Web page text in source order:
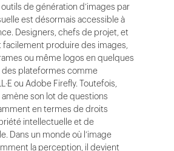
outils de génération d’images par
est désormais accessible à
Designers, chefs de projet, et
produire des images,
ou même logos en quelques
des plateformes comme
ou Adobe Firefly. Toutefois,
son lot de questions
en termes de droits
intellectuelle et de
Dans un monde où l’image
la perception, il devient